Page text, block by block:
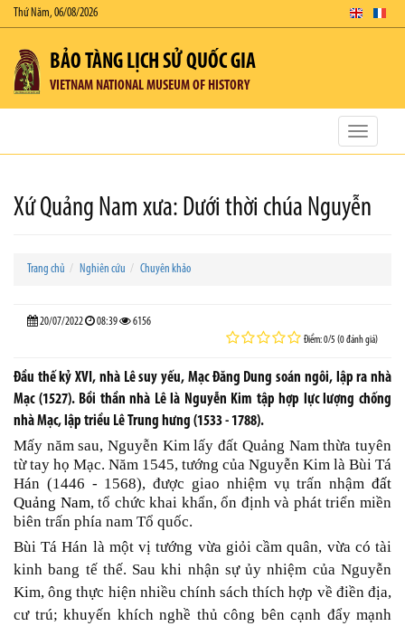
Thứ Năm, 06/08/2026
BẢO TÀNG LỊCH SỬ QUỐC GIA
VIETNAM NATIONAL MUSEUM OF HISTORY
Toggle
Xứ Quảng Nam xưa: Dưới thời chúa Nguyễn
Trang chủ Nghiên cứu Chuyên khảo
20/07/2022 08:39 6156
Điểm: 0/5 (0 đánh giá)
Đầu thế kỷ XVI, nhà Lê suy yếu, Mạc Đăng Dung soán ngôi, lập ra nhà
Mạc (1527). Bồi thần nhà Lê là Nguyễn Kim tập hợp lực lượng chống
nhà Mạc, lập triều Lê Trung hưng (1533 - 1788).
Mấy năm sau, Nguyễn Kim lấy đất Quảng Nam thừa tuyên
từ tay họ Mạc. Năm 1545, tướng của Nguyễn Kim là Bùi Tá
Hán (1446 - 1568), được giao nhiệm vụ trấn nhậm đất
Quảng Nam, tổ chức khai khẩn, ổn định và phát triển miền
biên trấn phía nam Tổ quốc.
Bùi Tá Hán là một vị tướng vừa giỏi cầm quân, vừa có tài
kinh bang tế thế. Sau khi nhận sự ủy nhiệm của Nguyễn
Kim, ông thực hiện nhiều chính sách thích hợp về điền địa,
cư trú; khuyến khích nghề thủ công bên cạnh đẩy mạnh